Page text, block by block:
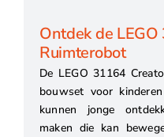
Ontdek de
Ruimterobot
De LEGO 31164
bouwset voor
kunnen jonge
maken die kan